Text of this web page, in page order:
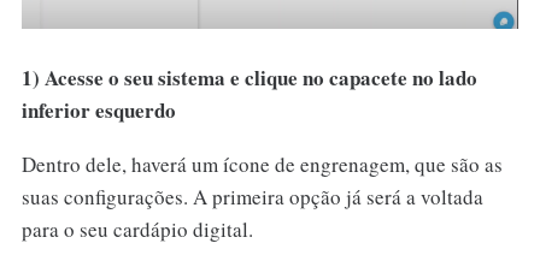
1) Acesse o seu sistema e clique no capacete no lado
inferior esquerdo
Dentro dele, haverá um ícone de engrenagem, que são as
suas configurações. A primeira opção já será a voltada
para o seu cardápio digital.